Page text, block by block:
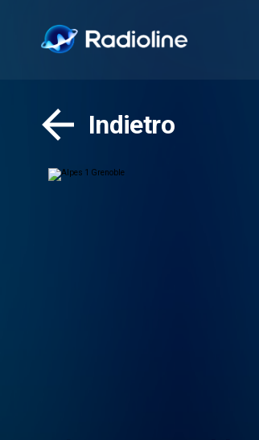
Indietro